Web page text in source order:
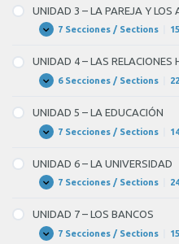
–
CÓMO
ESTÁS
UNIDAD 3 – LA PAREJA Y LOS
Expandir
UNIDAD
–
LA
PAREJA
Y
AMIGOS
7 Secciones / Sections
UNIDAD 4 – LAS RELACIONES
Expandir
UNIDAD
–
LAS
RELACIONES
HUMANAS
6 Secciones / Sections
UNIDAD 5 – LA EDUCACIÓN
Expandir
UNIDAD
–
LA
EDUCACIÓN
7 Secciones / Sections
UNIDAD 6 – LA UNIVERSIDAD
Expandir
UNIDAD
–
LA
UNIVERSIDAD
7 Secciones / Sections
UNIDAD 7 – LOS BANCOS
Expandir
UNIDAD7 Secciones / Sections